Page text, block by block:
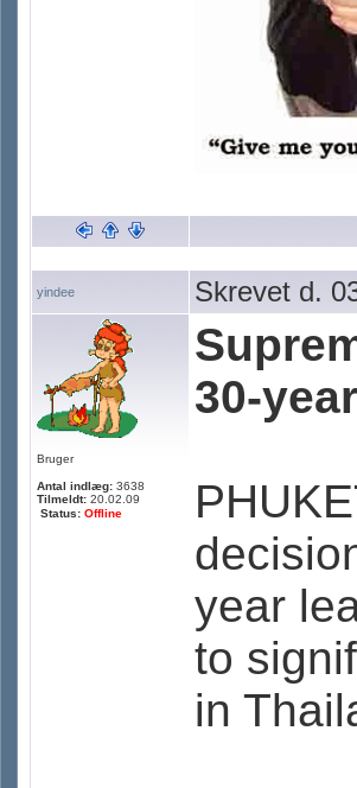
yindee Skrevet d.
Bruger
Antal indlæg: 3638
Tilmeldt: 20.02.09
Status: Offline
30-
year
to
in